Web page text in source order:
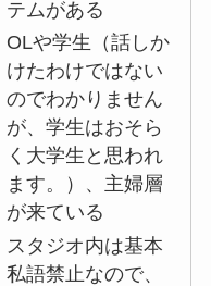
テムがある
OLや学生（話しか
けたわけではない
のでわかりません
が、学生はおそら
く大学生と思われ
ます。）、主婦層
が来ている
スタジオ内は基本
私語禁止なので、